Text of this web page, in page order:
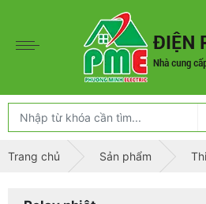
Trang chủ Sản phẩm